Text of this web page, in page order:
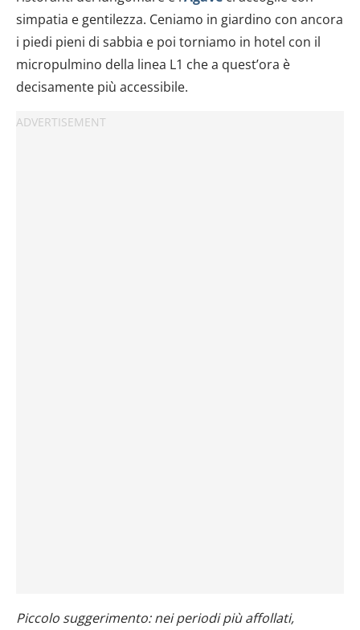
Utilizziamo i cookie per personalizzare contenuti ed
annunci, per fornire funzionalità dei social media e per
analizzare il nostro traffico. Condividiamo inoltre
informazioni sul modo in cui utilizzi il nostro sito con i
nostri partner che si occupano di analisi dei dati web,
simpatia e gentilezza. Ceniamo in giardino con ancora
i piedi pieni di sabbia e poi torniamo in hotel con il
micropulmino della linea L1 che a quest’ora è
decisamente più accessibile.
Piccolo suggerimento: nei periodi più affollati,